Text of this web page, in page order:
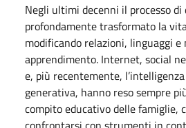
Negli ultimi decenni il processo
profondamente trasformato la
modificando relazioni, linguaggi e
apprendimento. Internet, social
e, più recentemente,
generativa, hanno reso sempre
compito educativo delle famiglie,